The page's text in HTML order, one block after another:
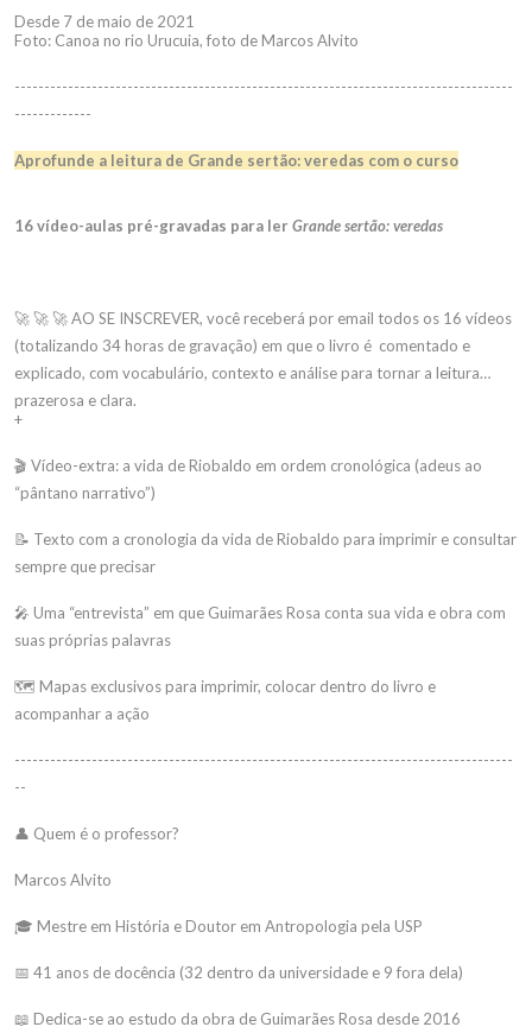
Desde 7 de maio de 2021
Foto: Canoa no rio Urucuia, foto de Marcos Alvito
------------------------------------------------------------------------------------
-------------
Aprofunde a leitura de Grande sertão: veredas com o curso
16 vídeo-aulas pré-gravadas para ler Grande sertão: veredas
🚀 🚀 🚀 AO SE INSCREVER, você receberá por email todos os 16 vídeos
(totalizando 34 horas de gravação) em que o livro é comentado e
explicado, com vocabulário, contexto e análise para tornar a leitura
prazerosa e clara.
+
🎬 Vídeo-extra: a vida de Riobaldo em ordem cronológica (adeus ao
“pântano narrativo”)
📝 Texto com a cronologia da vida de Riobaldo para imprimir e consultar
sempre que precisar
🎤 Uma “entrevista” em que Guimarães Rosa conta sua vida e obra com
suas próprias palavras
🗺 Mapas exclusivos para imprimir, colocar dentro do livro e
acompanhar a ação
------------------------------------------------------------------------------------
--
👤 Quem é o professor?
Marcos Alvito
🎓 Mestre em História e Doutor em Antropologia pela USP
📅 41 anos de docência (32 dentro da universidade e 9 fora dela)
📖 Dedica-se ao estudo da obra de Guimarães Rosa desde 2016